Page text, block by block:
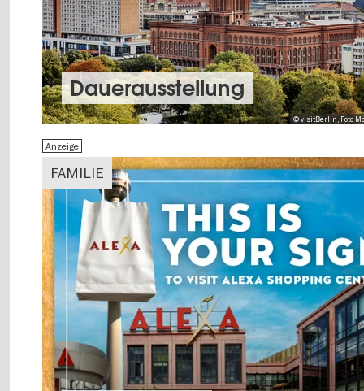
© visitBerlin, Foto
Dauer­aus­stel­lung
FAMILIE
Anzeige